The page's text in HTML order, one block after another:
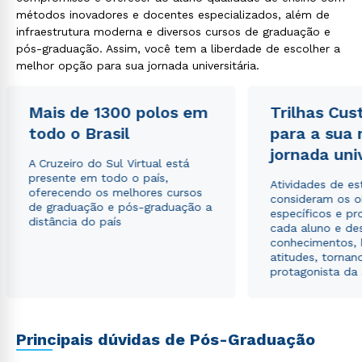
métodos inovadores e docentes especializados, além de
infraestrutura moderna e diversos cursos de graduação e
pós-graduação. Assim, você tem a liberdade de escolher a
melhor opção para sua jornada universitária.
Mais de 1300 polos em
todo o Brasil
A Cruzeiro do Sul Virtual está
presente em todo o país,
oferecendo os melhores cursos
de graduação e pós-graduação a
distância do país
Trilhas
para a sua
jornada
Atividades de
consideram os
específicos e
cada aluno e
conhecimentos,
atitudes,
protagonista da
Principais dúvidas de Pós-Graduação
WhatsApp
Política de Privacidade.e
autorizo que meus dados sejam utilizados para o